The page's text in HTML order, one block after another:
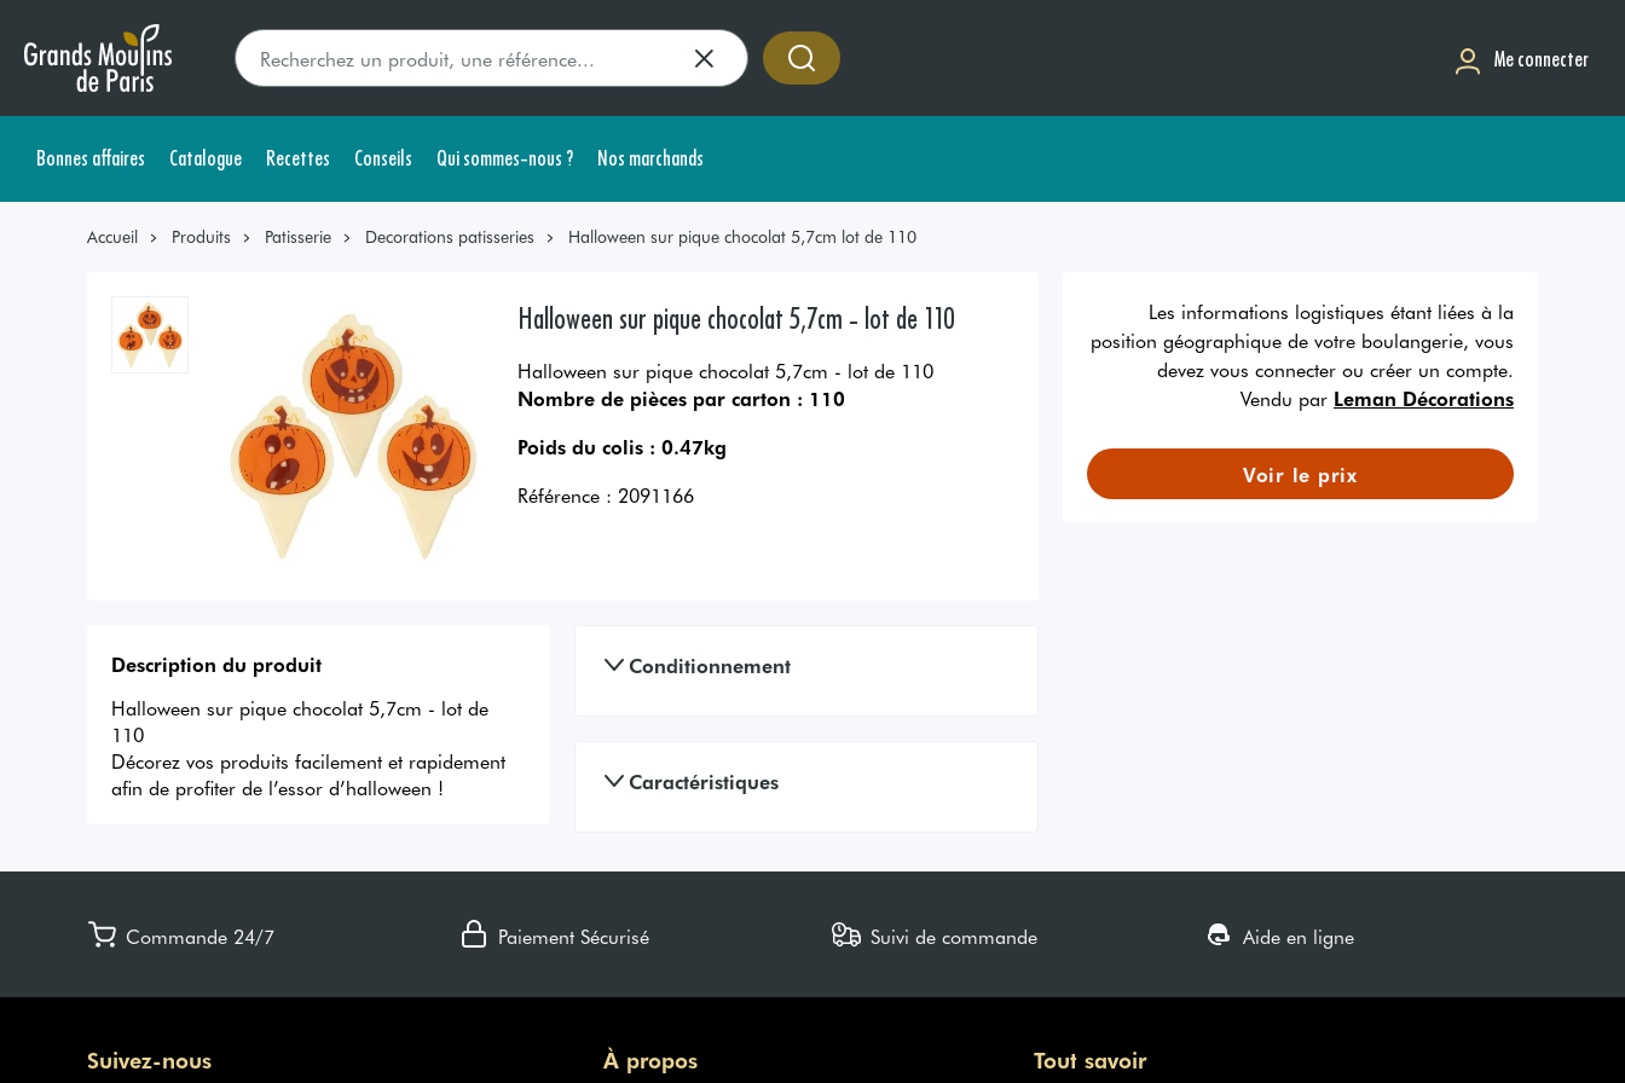
Me connecter
Bonnes affaires Catalogue Recettes Conseils Qui sommes-nous ? Nos marchands
Accueil Produits Patisserie Decorations patisseries Halloween sur pique chocolat 5,7cm lot de 110
Halloween sur pique chocolat 5,7cm - lot de 110
Halloween sur pique chocolat 5,7cm - lot de 110
Nombre de pièces par carton : 110
Poids du colis : 0.47kg
Référence : 2091166
Les informations logistiques étant liées à la
position géographique de votre boulangerie, vous
devez vous connecter ou créer un compte.
Vendu par Leman Décorations
Voir le prix
Description du produit
Halloween sur pique chocolat 5,7cm - lot de
110
Décorez vos produits facilement et rapidement
afin de profiter de l’essor d’halloween !
Conditionnement
Caractéristiques
Commande 24/7 Paiement Sécurisé Suivi de commande Aide en ligne
Suivez-nous À propos Tout savoir